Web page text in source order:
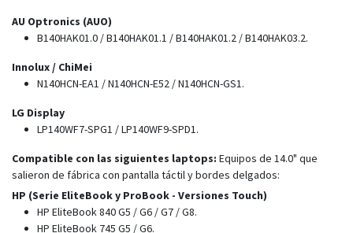
AU Optronics (AUO)
B140HAK01.0 / B140HAK01.1 / B140HAK01.2 / B140HAK03.2.
Innolux / ChiMei
N140HCN-EA1 / N140HCN-E52 / N140HCN-GS1.
LG Display
LP140WF7-SPG1 / LP140WF9-SPD1.
Compatible con las siguientes laptops: Equipos de 14.0" que
salieron de fábrica con pantalla táctil y bordes delgados:
HP (Serie EliteBook y ProBook - Versiones Touch)
HP EliteBook 840 G5 / G6 / G7 / G8.
HP EliteBook 745 G5 / G6.